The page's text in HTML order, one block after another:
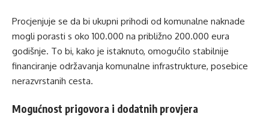
Procjenjuje se da bi ukupni prihodi od komunalne naknade
mogli porasti s oko 100.000 na približno 200.000 eura
godišnje. To bi, kako je istaknuto, omogućilo stabilnije
financiranje održavanja komunalne infrastrukture, posebice
nerazvrstanih cesta.
Mogućnost prigovora i dodatnih provjera